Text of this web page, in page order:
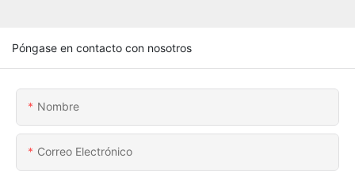
Póngase en contacto con nosotros
Nombre
Correo Electrónico